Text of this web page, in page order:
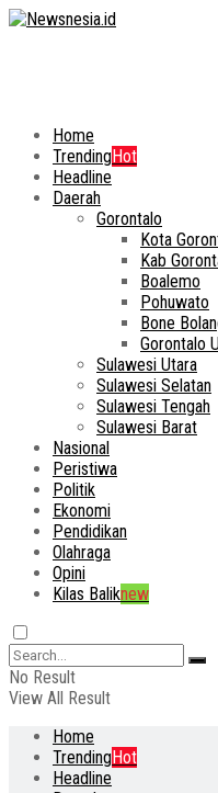
Home
TrendingHot
Headline
Daerah
Gorontalo
Kota
Kab
Boalemo
Pohuwato
Bone
Gorontalo
Sulawesi Utara
Sulawesi Selatan
Sulawesi Tengah
Sulawesi Barat
Nasional
Peristiwa
Politik
Ekonomi
Pendidikan
Olahraga
Opini
Kilas Baliknew
No Result
View All Result
Home
TrendingHot
Headline